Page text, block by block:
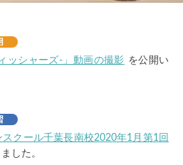
ッシャーズ-」動画の撮影 を公開い
スクール千葉長南校2020年1月第1回
した。